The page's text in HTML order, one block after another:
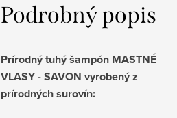
Podrobný popis
Prírodný tuhý šampón MASTNÉ
VLASY - SAVON vyrobený z
prírodných surovín: